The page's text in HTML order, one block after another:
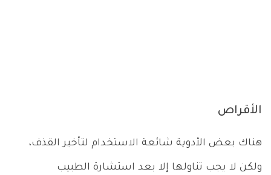
الأقراص
هناك بعض الأدوية شائعة الاستخدام لتأخير القذف،
ولكن لا يجب تناولها إلا بعد استشارة الطبيب